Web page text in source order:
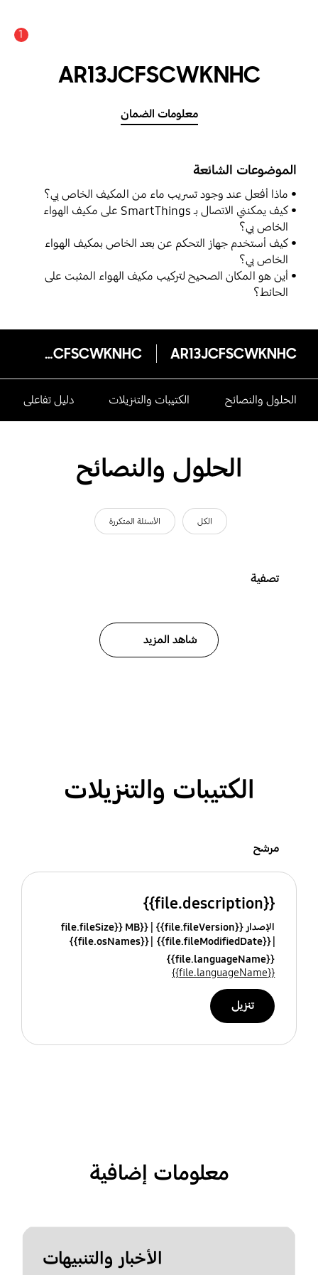
1
AR13JCFSCWKNHC
معلومات الضمان
الموضوعات الشائعة
ماذا أفعل عند وجود تسريب ماء من المكيف الخاص بي؟
كيف يمكنني الاتصال بـ SmartThings على مكيف الهواء
الخاص بي؟
كيف أستخدم جهاز التحكم عن بعد الخاص بمكيف الهواء
الخاص بي؟
أين هو المكان الصحيح لتركيب مكيف الهواء المثبت على
الحائط؟
AR13JCFSCWKNHC
AR13JCFSCWKNHC
الحلول والنصائح الكتيبات والتنزيلات دليل تفاعلى
الحلول والنصائح
الكل الأسئلة المتكررة
تصفية
شاهد المزيد
الكتيبات والتنزيلات
مرشح
{{file.description}}
الإصدار {{file.fileVersion}}
{{file.fileSize}} MB
{{file.fileModifiedDate}}
{{file.osNames}}
{{file.languageName}}
{{file.languageName}}
تنزيل
معلومات إضافية
الأخبار والتنبيهات